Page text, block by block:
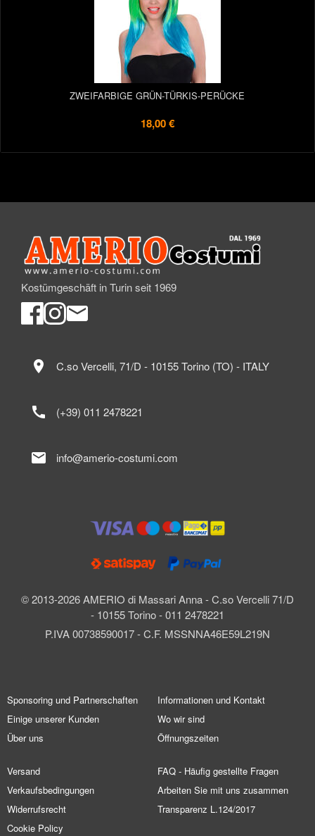
ZWEIFARBIGE GRÜN-TÜRKIS-PERÜCKE
18,00 €
Kostümgeschäft in Turin seit 1969
© 2013-2026 AMERIO di Massari Anna - C.so Vercelli 71/D
- 10155 Torino - 011 2478221
P.IVA 00738590017 - C.F. MSSNNA46E59L219N
location_on C.so Vercelli, 71/D - 10155 Torino (TO) - ITALY
call (+39) 011 2478221
mail info@amerio-costumi.com
Sponsoring und Partnerschaften
Einige unserer Kunden
Über uns
Informationen und Kontakt
Wo wir sind
Öffnungszeiten
Versand
Verkaufsbedingungen
Widerrufsrecht
Cookie Policy
FAQ - Häufig gestellte Fragen
Arbeiten Sie mit uns zusammen
Transparenz L.124/2017